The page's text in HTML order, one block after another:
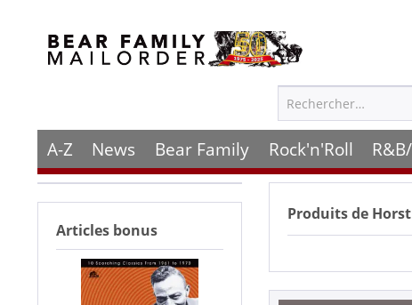
A-Z News Bear Family Rock'n'Roll
Articles bonus
Produits de